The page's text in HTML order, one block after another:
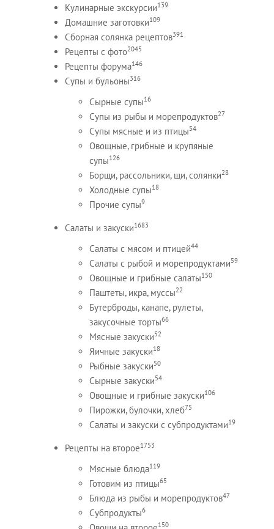
Кулинарные экскурсии139
Домашние заготовки109
Сборная солянка рецептов391
Рецепты c фото2045
Рецепты форума146
Супы и бульоны316
Сырные супы16
Супы из рыбы и морепродуктов27
Супы мясные и из птицы54
Овощные, грибные и крупяные
супы126
Борщи, рассольники, щи, солянки28
Холодные супы18
Прочие супы9
Салаты и закуски1683
Салаты с мясом и птицей44
Салаты с рыбой и морепродуктами59
Овощные и грибные салаты150
Паштеты, икра, муссы22
Бутерброды, канапе, рулеты,
закусочные торты66
Мясные закуски52
Яичные закуски18
Рыбные закуски50
Сырные закуски54
Овощные и грибные закуски106
Пирожки, булочки, хлеб75
Салаты и закуски с субпродуктами19
Рецепты на второе1753
Мясные блюда119
Готовим из птицы65
Блюда из рыбы и морепродуктов47
Субпродукты6
150